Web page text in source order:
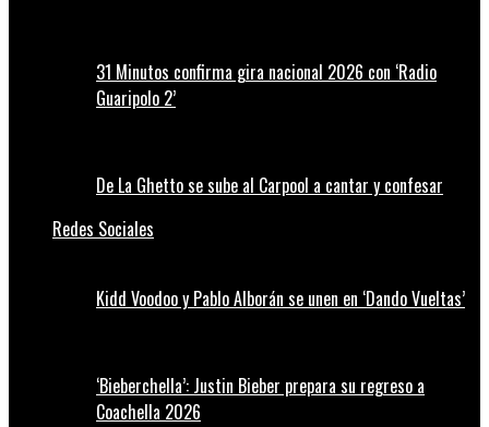
31 Minutos confirma gira nacional 2026 con ‘Radio
Guaripolo 2’
De La Ghetto se sube al Carpool a cantar y confesar
Redes Sociales
Kidd Voodoo y Pablo Alborán se unen en ‘Dando Vueltas’
‘Bieberchella’: Justin Bieber prepara su regreso a
Coachella 2026